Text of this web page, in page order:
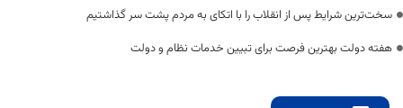
سخت‌ترین شرایط پس از انقلاب را با اتکای به مردم پشت سر گذاشتیم
هفته دولت بهترین فرصت برای تبیین خدمات نظام و دولت